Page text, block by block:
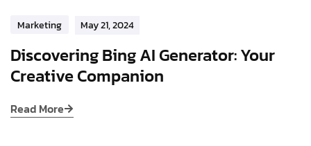
Marketing May 21, 2024
Discovering Bing AI Generator: Your
Creative Companion
Read More